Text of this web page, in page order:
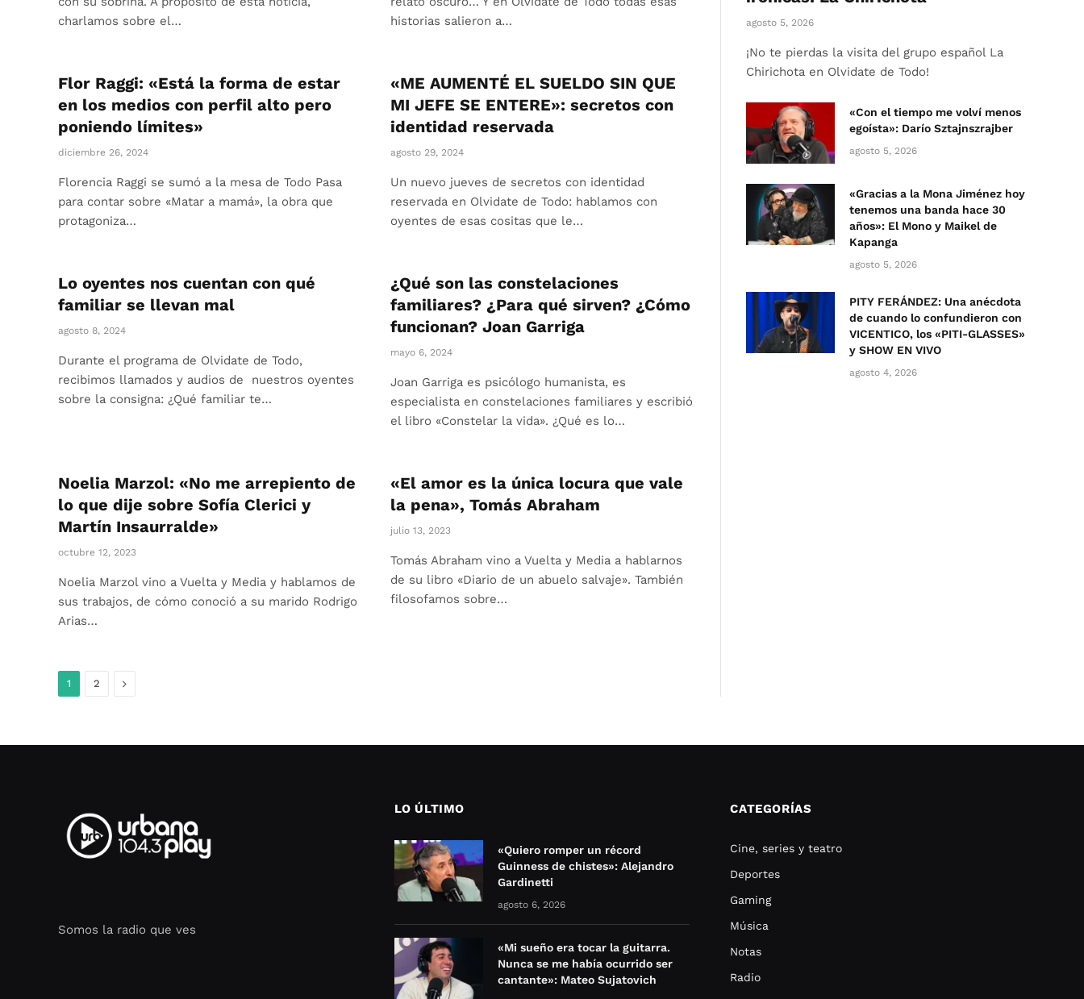
charlamos sobre el…
historias salieron a…
Flor Raggi: «Está la forma de estar
en los medios con perfil alto pero
poniendo límites»
diciembre 26, 2024
Florencia Raggi se sumó a la mesa de Todo Pasa
para contar sobre «Matar a mamá», la obra que
protagoniza…
«ME AUMENTÉ EL SUELDO SIN QUE
MI JEFE SE ENTERE»: secretos con
identidad reservada
agosto 29, 2024
Un nuevo jueves de secretos con identidad
reservada en Olvidate de Todo: hablamos con
oyentes de esas cositas que le…
Lo oyentes nos cuentan con qué
familiar se llevan mal
agosto 8, 2024
Durante el programa de Olvidate de Todo,
recibimos llamados y audios de nuestros oyentes
sobre la consigna: ¿Qué familiar te…
¿Qué son las constelaciones
familiares? ¿Para qué sirven? ¿Cómo
funcionan? Joan Garriga
mayo 6, 2024
Joan Garriga es psicólogo humanista, es
especialista en constelaciones familiares y escribió
el libro «Constelar la vida». ¿Qué es lo…
Noelia Marzol: «No me arrepiento de
lo que dije sobre Sofía Clerici y
Martín Insaurralde»
octubre 12, 2023
Noelia Marzol vino a Vuelta y Media y hablamos de
sus trabajos, de cómo conoció a su marido Rodrigo
Arias…
«El amor es la única locura que vale
la pena», Tomás Abraham
julio 13, 2023
Tomás Abraham vino a Vuelta y Media a hablarnos
de su libro «Diario de un abuelo salvaje». También
filosofamos sobre…
1 2 Siguiente
agosto 5, 2026
¡No te pierdas la visita del grupo español La
Chirichota en Olvidate de Todo!
«Con el tiempo me volví menos
egoísta»: Darío Sztajnszrajber
agosto 5, 2026
«Gracias a la Mona Jiménez hoy
tenemos una banda hace 30
años»: El Mono y Maikel de
Kapanga
agosto 5, 2026
PITY FERÁNDEZ: Una anécdota
de cuando lo confundieron con
VICENTICO, los «PITI-GLASSES»
y SHOW EN VIVO
agosto 4, 2026
Somos la radio que ves
LO ÚLTIMO
«Quiero romper un récord
Guinness de chistes»: Alejandro
Gardinetti
agosto 6, 2026
«Mi sueño era tocar la guitarra.
Nunca se me había ocurrido ser
cantante»: Mateo Sujatovich
CATEGORÍAS
Cine, series y teatro
Deportes
Gaming
Música
Notas
Radio